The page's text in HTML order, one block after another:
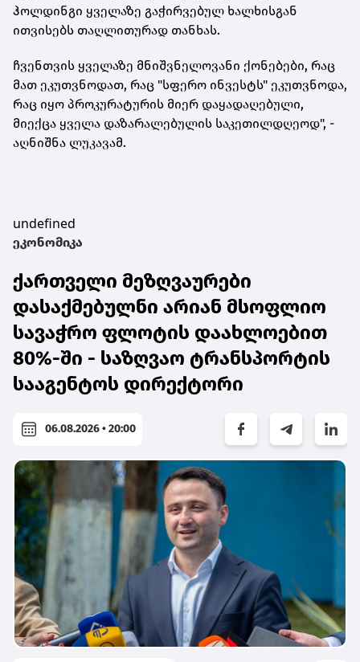
ჰოლდინგი ყველაზე გაჭირვებულ ხალხისგან
ითვისებს თაღლითურად თანხას.
ჩვენთვის ყველაზე მნიშვნელოვანი ქონებები, რაც
მათ ეკუთვნოდათ, რაც "სფერო ინვესტს" ეკუთვნოდა,
რაც იყო პროკურატურის მიერ დაყადაღებული,
მიექცა ყველა დაზარალებულის საკეთილდღეოდ", -
აღნიშნა ლუკავამ.
undefined
ეკონომიკა
ქართველი მეზღვაურები
დასაქმებულნი არიან მსოფლიო
სავაჭრო ფლოტის დაახლოებით
80%-ში - საზღვაო ტრანსპორტის
სააგენტოს დირექტორი
06.08.2026 • 20:00